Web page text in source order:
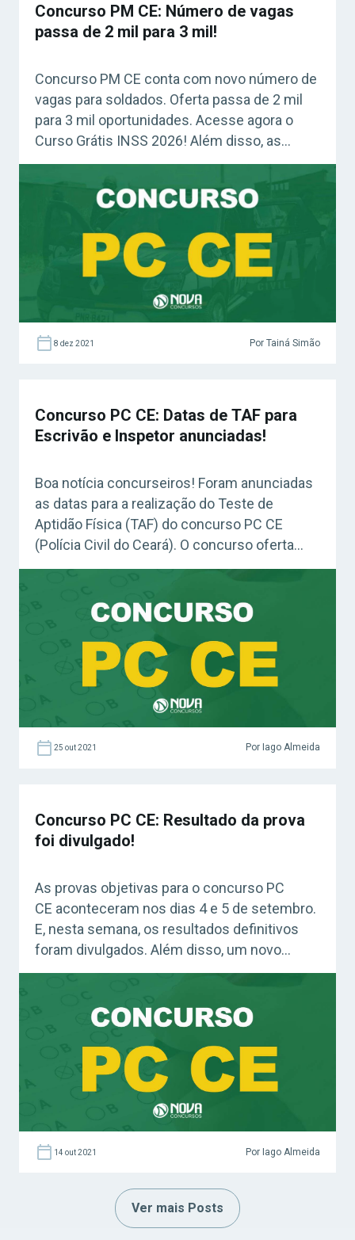
Concurso PM CE: Número de vagas
passa de 2 mil para 3 mil!
Concurso PM CE conta com novo número de
vagas para soldados. Oferta passa de 2 mil
para 3 mil oportunidades. Acesse agora o
Curso Grátis INSS 2026! Além disso, as
provas objetivas foram aplicadas no dia 7 de
novembro, em Fortaleza e na Região
Metropolitana da Capital. Aumento de vagas
8 dez 2021 Por Tainá Simão
Concurso PC CE: Datas de TAF para
Escrivão e Inspetor anunciadas!
Boa notícia concurseiros! Foram anunciadas
as datas para a realização do Teste de
Aptidão Física (TAF) do concurso PC CE
(Polícia Civil do Ceará). O concurso oferta
1.000 vagas, entre imediatas e CR. Acesse
como montar um mapa mental (Grátis)
Concurso PC CE: quando será o TAF? […]
25 out 2021 Por Iago Almeida
Concurso PC CE: Resultado da prova
foi divulgado!
As provas objetivas para o concurso PC
CE aconteceram nos dias 4 e 5 de setembro.
E, nesta semana, os resultados definitivos
foram divulgados. Além disso, um novo
cronograma foi publicado. Confira! Acesse
Como fazer uma boa revisão – Grátis
Concurso PC CE: como consultar os
resultados definitivos? Os candidatos que […]
14 out 2021 Por Iago Almeida
Ver mais Posts